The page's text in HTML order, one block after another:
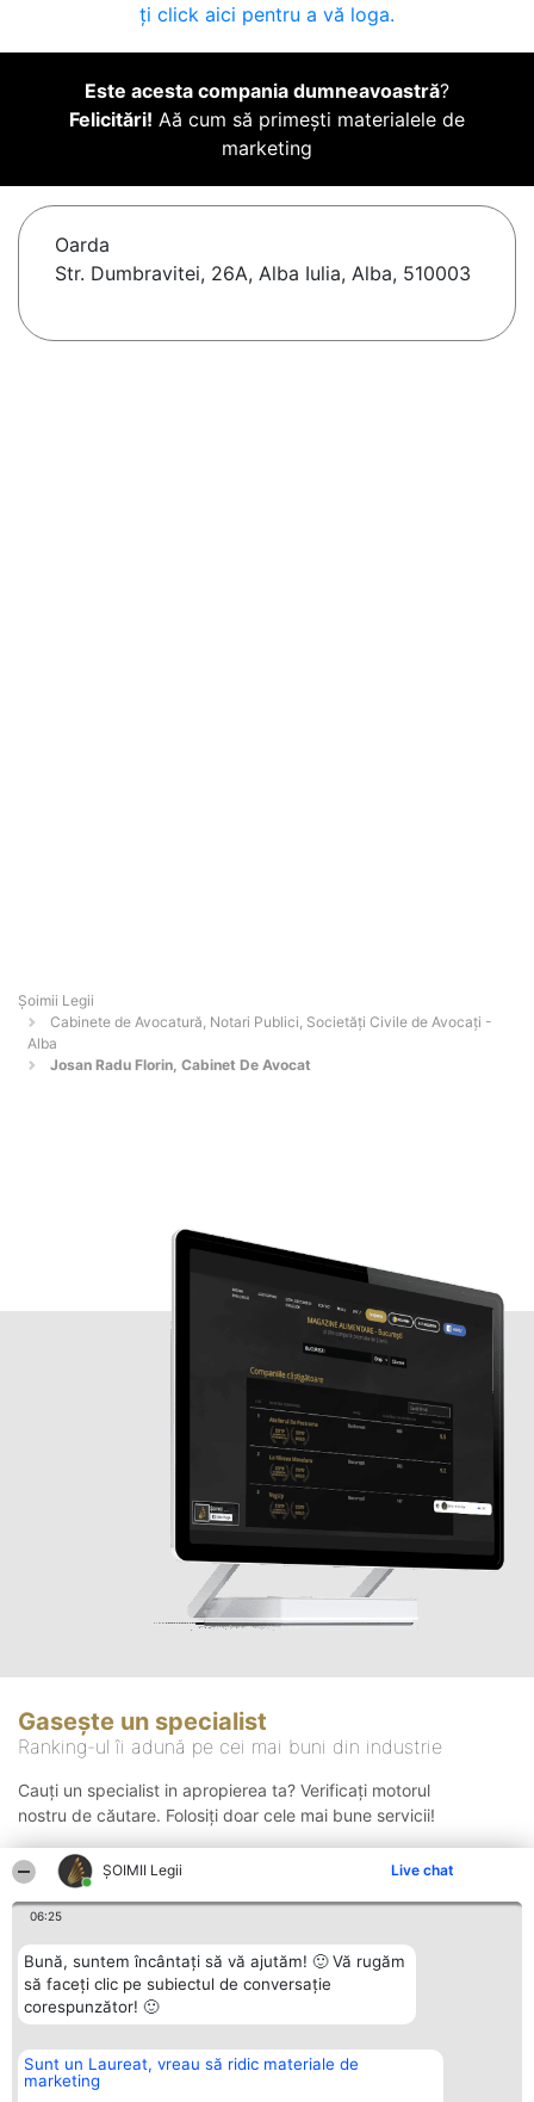
ȘOIMII Legii Live chat
06:25
Bună, suntem încântați să vă ajutăm! 🙂 Vă rugăm
să faceți clic pe subiectul de conversație
corespunzător! 🙂
Sunt un Laureat, vreau să ridic materiale de
marketing
ți click aici pentru a vă loga.
Este acesta compania dumneavoastră?
Felicitări! Aă cum să primești materialele de
marketing
Oarda
Str. Dumbravitei, 26A, Alba Iulia, Alba, 510003
Șoimii Legii
Cabinete de Avocatură, Notari Publici, Societăți Civile de Avocați -
Alba
Josan Radu Florin, Cabinet De Avocat
Gasește un specialist
Ranking-ul îi adună pe cei mai buni din industrie
Cauți un specialist in apropierea ta? Verificați motorul
nostru de căutare. Folosiți doar cele mai bune servicii!
Organizator Ranking
BRIGHT SOLUTIONS BR SRL
Plebiscyt Contact